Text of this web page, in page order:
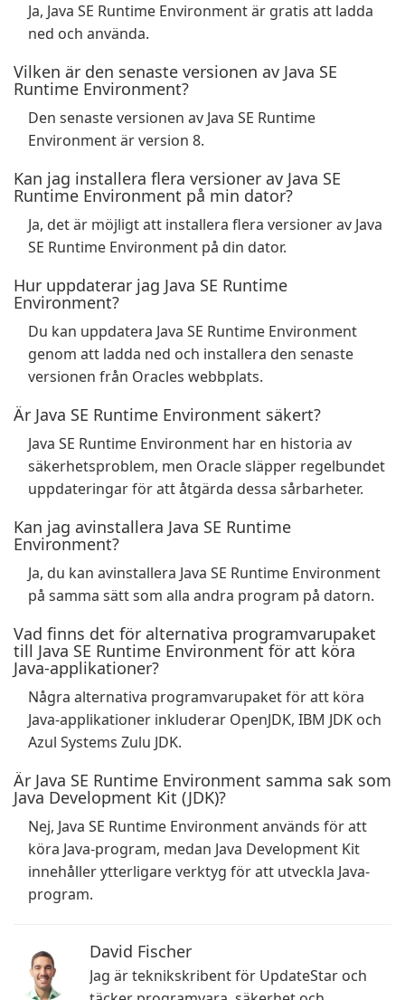
Ja, Java SE Runtime Environment är gratis att ladda
ned och använda.
Vilken är den senaste versionen av Java SE
Runtime Environment?
Den senaste versionen av Java SE Runtime
Environment är version 8.
Kan jag installera flera versioner av Java SE
Runtime Environment på min dator?
Ja, det är möjligt att installera flera versioner av Java
SE Runtime Environment på din dator.
Hur uppdaterar jag Java SE Runtime
Environment?
Du kan uppdatera Java SE Runtime Environment
genom att ladda ned och installera den senaste
versionen från Oracles webbplats.
Är Java SE Runtime Environment säkert?
Java SE Runtime Environment har en historia av
säkerhetsproblem, men Oracle släpper regelbundet
uppdateringar för att åtgärda dessa sårbarheter.
Kan jag avinstallera Java SE Runtime
Environment?
Ja, du kan avinstallera Java SE Runtime Environment
på samma sätt som alla andra program på datorn.
Vad finns det för alternativa programvarupaket
till Java SE Runtime Environment för att köra
Java-applikationer?
Några alternativa programvarupaket för att köra
Java-applikationer inkluderar OpenJDK, IBM JDK och
Azul Systems Zulu JDK.
Är Java SE Runtime Environment samma sak som
Java Development Kit (JDK)?
Nej, Java SE Runtime Environment används för att
köra Java-program, medan Java Development Kit
innehåller ytterligare verktyg för att utveckla Java-
program.
David Fischer
Jag är teknikskribent för UpdateStar och